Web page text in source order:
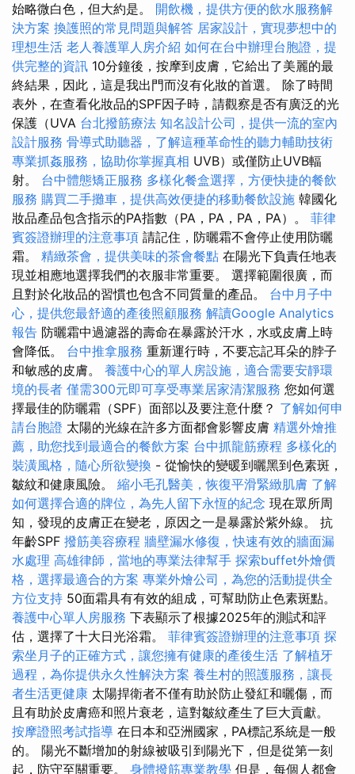
始略微白色，但大約是。 開飲機，提供方便的飲水服務解
決方案 換護照的常見問題與解答 居家設計，實現夢想中的
理想生活 老人養護單人房介紹 如何在台中辦理台胞證，提
供完整的資訊 10分鐘後，按摩到皮膚，它給出了美麗的最
終結果，因此，這是我出門而沒有化妝的首選。 除了時間
表外，在查看化妝品的SPF因子時，請觀察是否有廣泛的光
保護（UVA 台北撥筋療法 知名設計公司，提供一流的室內
設計服務 骨導式助聽器，了解這種革命性的聽力輔助技術
專業抓姦服務，協助你掌握真相 UVB）或僅防止UVB輻
射。 台中體態矯正服務 多樣化餐盒選擇，方便快捷的餐飲
服務 購買二手攤車，提供高效便捷的移動餐飲設施 韓國化
妝品產品包含指示的PA指數（PA，PA，PA，PA）。 菲律
賓簽證辦理的注意事項 請記住，防曬霜不會停止使用防曬
霜。 精緻茶會，提供美味的茶會餐點 在陽光下負責任地表
現並相應地選擇我們的衣服非常重要。 選擇範圍很廣，而
且對於化妝品的習慣也包含不同質量的產品。 台中月子中
心，提供您最舒適的產後照顧服務 解讀Google Analytics
報告 防曬霜中過濾器的壽命在暴露於汗水，水或皮膚上時
會降低。 台中推拿服務 重新運行時，不要忘記耳朵的脖子
和敏感的皮膚。 養護中心的單人房設施，適合需要安靜環
境的長者 僅需300元即可享受專業居家清潔服務 您如何選
擇最佳的防曬霜（SPF）面部以及要注意什麼？ 了解如何申
請台胞證 太陽的光線在許多方面都會影響皮膚 精選外燴推
薦，助您找到最適合的餐飲方案 台中抓龍筋療程 多樣化的
裝潢風格，隨心所欲變換 - 從愉快的變暖到曬黑到色素斑，
皺紋和健康風險。 縮小毛孔醫美，恢復平滑緊緻肌膚 了解
如何選擇合適的牌位，為先人留下永恆的紀念 現在眾所周
知，發現的皮膚正在變老，原因之一是暴露於紫外線。 抗
年齡SPF 撥筋美容療程 牆壁漏水修復，快速有效的牆面漏
水處理 高雄律師，當地的專業法律幫手 探索buffet外燴價
格，選擇最適合的方案 專業外燴公司，為您的活動提供全
方位支持 50面霜具有有效的組成，可幫助防止色素斑點。
養護中心單人房服務 下表顯示了根據2025年的測試和評
估，選擇了十大日光浴霜。 菲律賓簽證辦理的注意事項 探
索坐月子的正確方式，讓您擁有健康的產後生活 了解植牙
過程，為你提供永久性解決方案 養生村的照護服務，讓長
者生活更健康 太陽捍衛者不僅有助於防止發紅和曬傷，而
且有助於皮膚癌和照片衰老，這對皺紋產生了巨大貢獻。
按摩證照考試指導 在日本和亞洲國家，PA標記系統是一般
的。 陽光不斷增加的射線被吸引到陽光下，但是從第一刻
起，防守至關重要。 身體撥筋專業教學 但是，每個人都會